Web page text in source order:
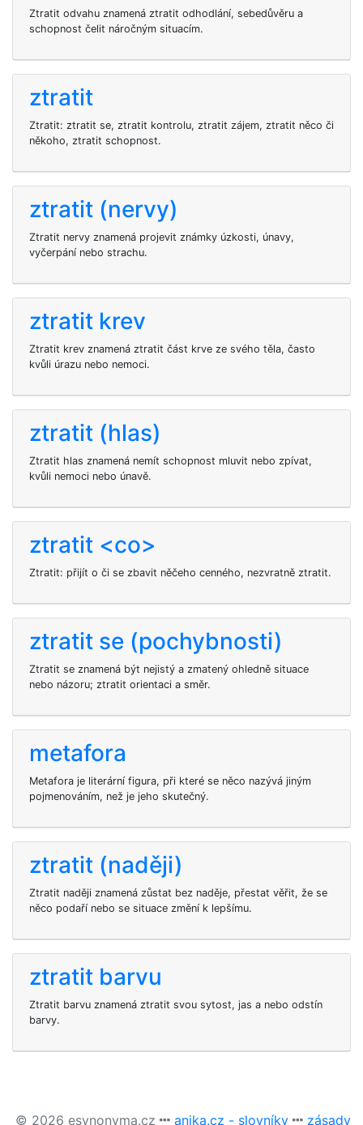
Ztratit odvahu znamená ztratit odhodlání, sebedůvěru a
schopnost čelit náročným situacím.
ztratit
Ztratit: ztratit se, ztratit kontrolu, ztratit zájem, ztratit něco či
někoho, ztratit schopnost.
ztratit (nervy)
Ztratit nervy znamená projevit známky úzkosti, únavy,
vyčerpání nebo strachu.
ztratit krev
Ztratit krev znamená ztratit část krve ze svého těla, často
kvůli úrazu nebo nemoci.
ztratit (hlas)
Ztratit hlas znamená nemít schopnost mluvit nebo zpívat,
kvůli nemoci nebo únavě.
ztratit <co>
Ztratit: přijít o či se zbavit něčeho cenného, nezvratně ztratit.
ztratit se (pochybnosti)
Ztratit se znamená být nejistý a zmatený ohledně situace
nebo názoru; ztratit orientaci a směr.
metafora
Metafora je literární figura, při které se něco nazývá jiným
pojmenováním, než je jeho skutečný.
ztratit (naději)
Ztratit naději znamená zůstat bez naděje, přestat věřit, že se
něco podaří nebo se situace změní k lepšímu.
ztratit barvu
Ztratit barvu znamená ztratit svou sytost, jas a nebo odstín
barvy.
© 2026 esynonyma.cz anika.cz - slovníky zásady